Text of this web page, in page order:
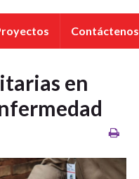
Contáctenos
en